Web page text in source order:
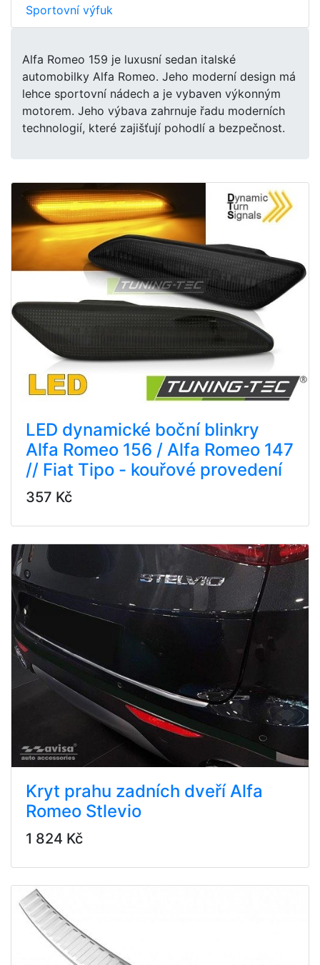
Sportovní výfuk
Alfa Romeo 159 je luxusní sedan italské
automobilky Alfa Romeo. Jeho moderní design má
lehce sportovní nádech a je vybaven výkonným
motorem. Jeho výbava zahrnuje řadu moderních
technologií, které zajišťují pohodlí a bezpečnost.
LED dynamické boční blinkry
Alfa Romeo 156 / Alfa Romeo 147
// Fiat Tipo - kouřové provedení
357 Kč
Kryt prahu zadních dveří Alfa
Romeo Stlevio
1 824 Kč